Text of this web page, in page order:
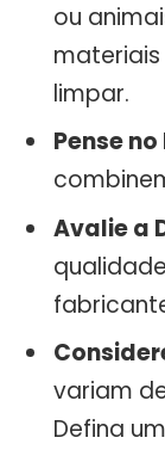
ou
limpar.
Pense
Avalie a
variam
Defina